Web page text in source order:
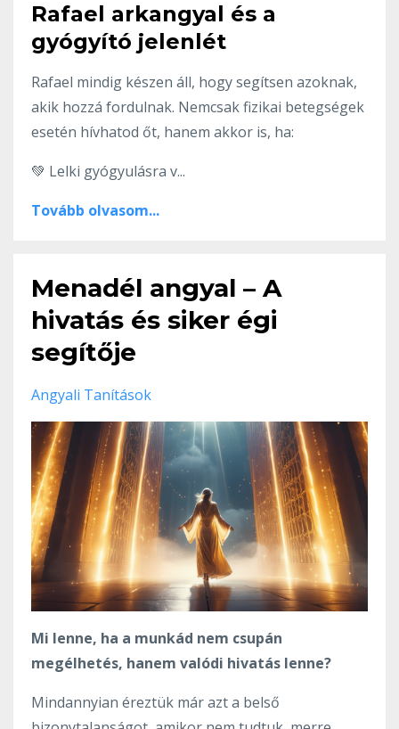
Rafael arkangyal és a
gyógyító jelenlét
Rafael mindig készen áll, hogy segítsen azoknak,
akik hozzá fordulnak. Nemcsak fizikai betegségek
esetén hívhatod őt, hanem akkor is, ha:
💚 Lelki gyógyulásra v...
Tovább olvasom...
Menadél angyal – A
hivatás és siker égi
segítője
Angyali Tanítások
Mi lenne, ha a munkád nem csupán
megélhetés, hanem valódi hivatás lenne?
Mindannyian éreztük már azt a belső